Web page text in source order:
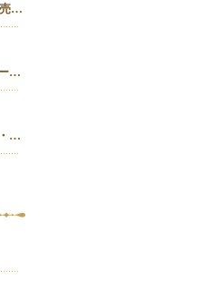
【9000万円分のチケット】発売開始！！20%OFFで施術が受けられます！
福岡市東区で夏の美容液カラー・白髪染め・髪質改善縮毛矯正を相談したい方へ
福岡市東区で夏の髪の広がり・白髪染め・美容液カラーを相談したい方へ｜千早・箱崎のロアゾブルー